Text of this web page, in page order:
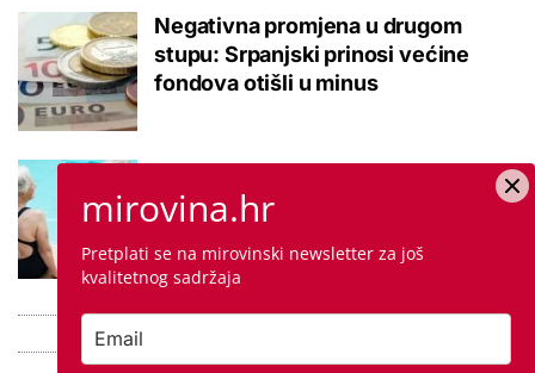
Negativna promjena u drugom
stupu: Srpanjski prinosi većine
fondova otišli u minus
besplatno: Građani se mogu
ohladiti tijekom toplinskog vala
mirovina.hr
Pretplati se na mirovinski newsletter za još
kvalitetnog sadržaja